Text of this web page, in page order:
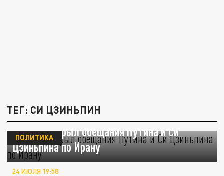
ТЕГ: СИ ЦЗИНЬПИН
Трамп раскрыл обещания Путина и Си
Цзиньпина по Ирану
ПОЛИТИКА
24 ИЮЛЯ 19:58